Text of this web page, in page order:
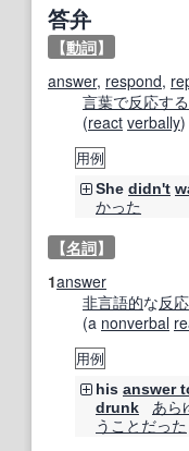
答弁
【動詞】
answer, respond,
言葉で反応する
(react verbally)
用例
She didn't
かった
【名詞】
1answer
非言語的な反応
(a nonverbal
用例
his answer
drunk
あら
うこと だった